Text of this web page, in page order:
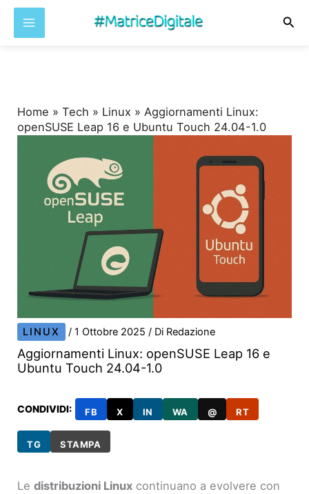
Home »Tech » Linux »Aggiornamenti Linux:
openSUSE Leap 16 e Ubuntu Touch 24.04-1.0
LINUX /1 Ottobre 2025/ Di Redazione
Aggiornamenti Linux: openSUSE Leap 16 e
Ubuntu Touch 24.04-1.0
CONDIVIDI: FB X IN WA @ RT
TG STAMPA
Ledistribuzioni Linux continuano a evolvere con